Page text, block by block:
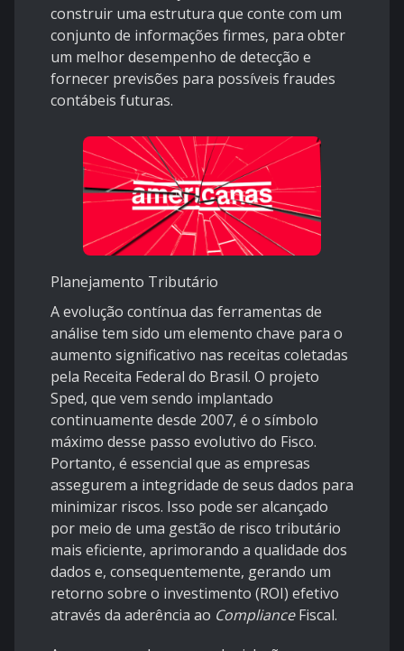
construir uma estrutura que conte com um
conjunto de informações firmes, para obter
um melhor desempenho de detecção e
fornecer previsões para possíveis fraudes
contábeis futuras.
Planejamento Tributário
A evolução contínua das ferramentas de
análise tem sido um elemento chave para o
aumento significativo nas receitas coletadas
pela Receita Federal do Brasil. O projeto
Sped, que vem sendo implantado
continuamente desde 2007, é o símbolo
máximo desse passo evolutivo do Fisco.
Portanto, é essencial que as empresas
assegurem a integridade de seus dados para
minimizar riscos. Isso pode ser alcançado
por meio de uma gestão de risco tributário
mais eficiente, aprimorando a qualidade dos
dados e, consequentemente, gerando um
retorno sobre o investimento (ROI) efetivo
através da aderência ao ComplianceFiscal.